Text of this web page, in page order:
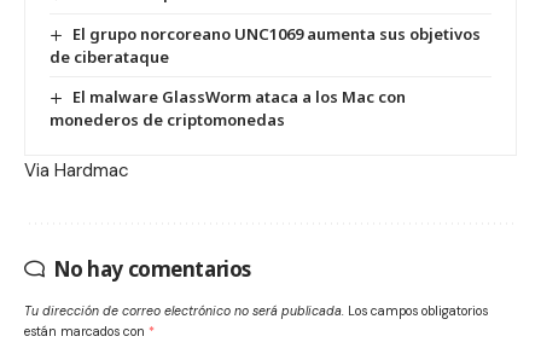
El grupo norcoreano UNC1069 aumenta sus objetivos
de ciberataque
El malware GlassWorm ataca a los Mac con
monederos de criptomonedas
Via Hardmac
No hay comentarios
Tu dirección de correo electrónico no será publicada. Los campos obligatorios
están marcados con *